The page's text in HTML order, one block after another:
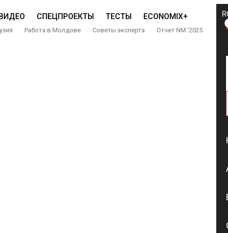
СПЕЦПРОЕКТЫ ТЕСТЫ ECONOMIX+
Работа в Молдове Советы эксперта Отчет NM ‘2025